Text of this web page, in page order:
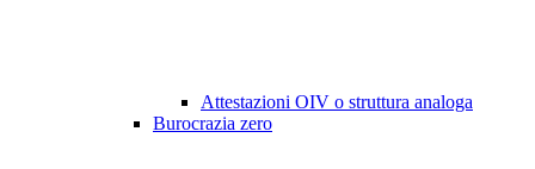
Attestazioni OIV o struttura analoga
Burocrazia zero